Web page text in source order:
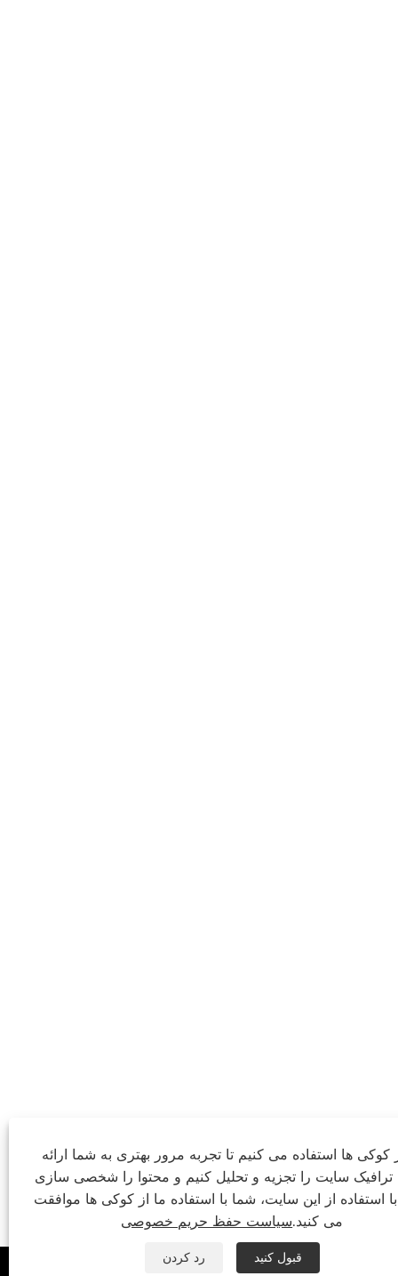
کوکی ها استفاده می کنیم تا تجربه مرور بهتری به شما ارائه
ترافیک سایت را تجزیه و تحلیل کنیم و محتوا را شخصی سازی
استفاده از این سایت، شما با استفاده ما از کوکی ها موافقت
می کنید.سیاست حفظ حریم خصوصی
رد کردن قبول کنید